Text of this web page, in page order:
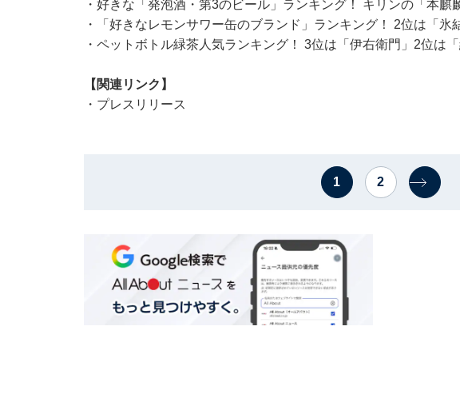
・ 好きな「発泡酒・第3のビール」ランキング！ キリンの「本麒
・
「好きなレモンサワー缶のブランド」ランキング！ 2位は「氷
・ ペットボトル緑茶人気ランキング！ 3位は「伊右衛門」2位は
【関連リンク】
・ プレスリリース
1 2